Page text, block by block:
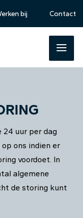
bij Contact
24 uur per dag
ons indien er
voordoet. In
algemene
de storing kunt